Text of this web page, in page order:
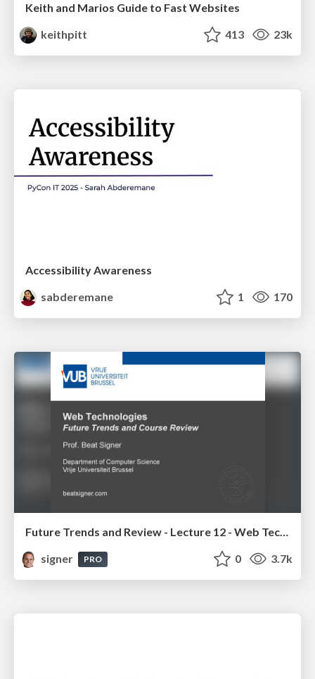
Keith and Marios Guide to Fast Websites
keithpitt
413 23k
Accessibility Awareness
sabderemane
1 170
Future Trends and Review - Lecture 12 - Web Technologies (1019888BNR)
signer
PRO 0 3.7k